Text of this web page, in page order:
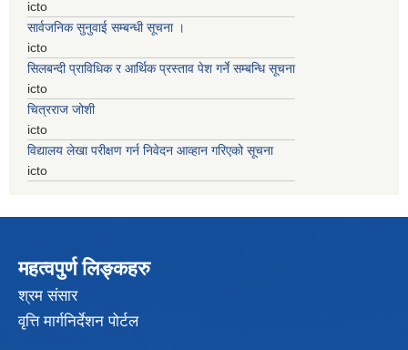
icto
सार्वजनिक सुनुवाई सम्बन्धी सूचना ।
icto
सिलबन्दी प्राविधिक र आर्थिक प्रस्ताव पेश गर्ने सम्बन्धि सूचना
icto
चित्रराज जोशी
icto
विद्यालय लेखा परीक्षण गर्न निवेदन आव्हान गरिएको सूचना
icto
महत्वपुर्ण लिङ्कहरु
श्रम संसार
वृत्ति मार्गनिर्देशन पोर्टल